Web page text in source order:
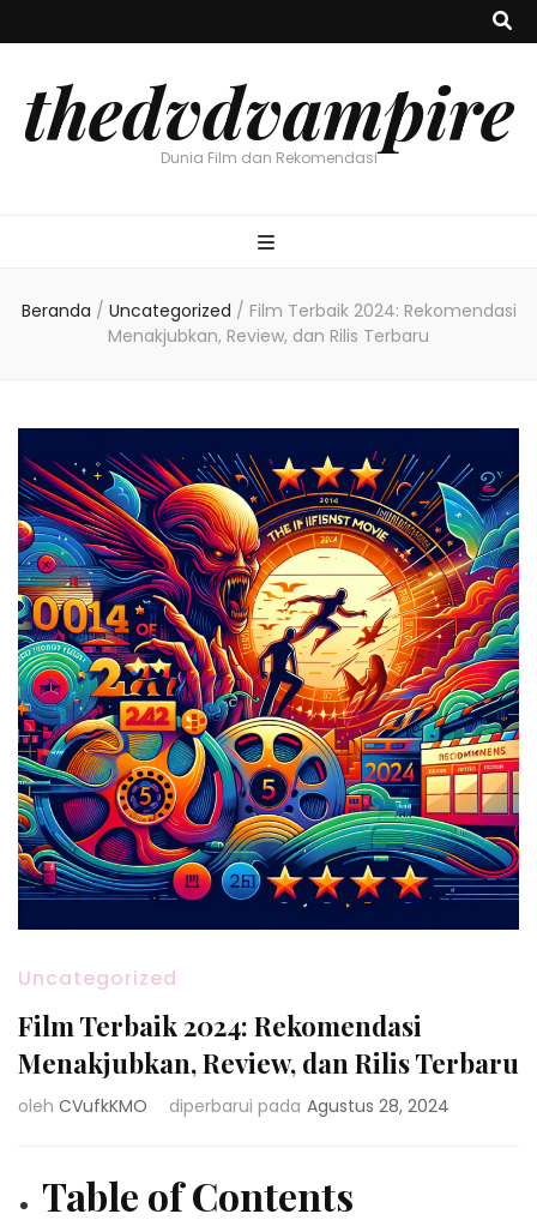
thedvdvampire
Dunia Film dan Rekomendasi
Beranda / Uncategorized / Film Terbaik 2024: Rekomendasi
Menakjubkan, Review, dan Rilis Terbaru
Uncategorized
Film Terbaik 2024: Rekomendasi
Menakjubkan, Review, dan Rilis Terbaru
oleh CVufkKMO diperbarui pada Agustus 28, 2024
Table of Contents